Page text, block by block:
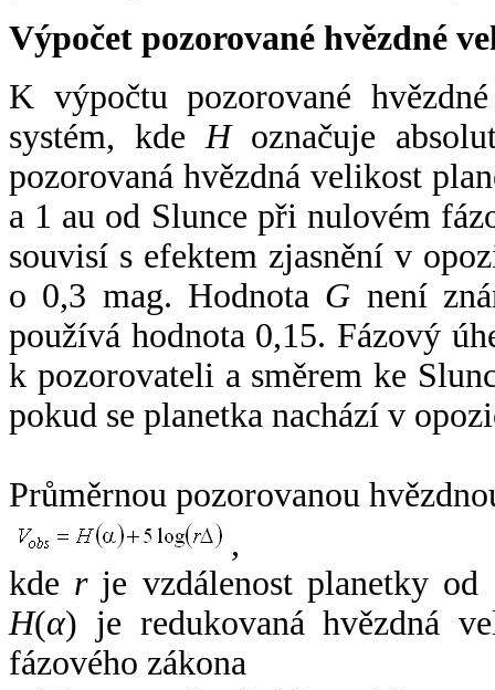
Výpočet pozorované hvězdné
K výpočtu pozorované
systém, kde Hoznačuje
pozorovaná hvězdná velikost
a 1 au od Slunce při nulovém
souvisí s efektem zjasnění v
o 0,3 mag. Hodnota G není
používá hodnota 0,15. Fázový
k pozorovateli a směrem ke
pokud se planetka nachází v
Průměrnou pozorovanou
,
kde rje vzdálenost planetky od
H(α) je redukovaná hvězdná
fázového zákona